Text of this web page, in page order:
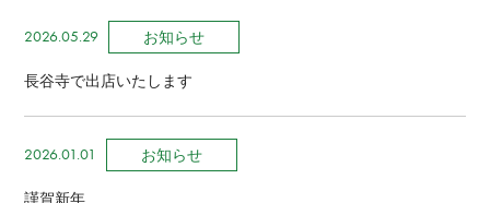
2026.05.29 お知らせ
長谷寺で出店いたします
2026.01.01 お知らせ
謹賀新年